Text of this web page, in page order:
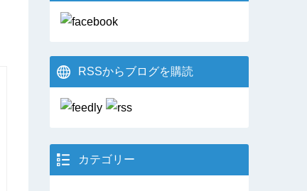
RSSからブログを購読
カテゴリー